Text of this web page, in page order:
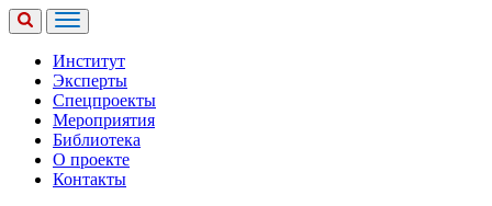
Институт
Эксперты
Спецпроекты
Мероприятия
Библиотека
О проекте
Контакты